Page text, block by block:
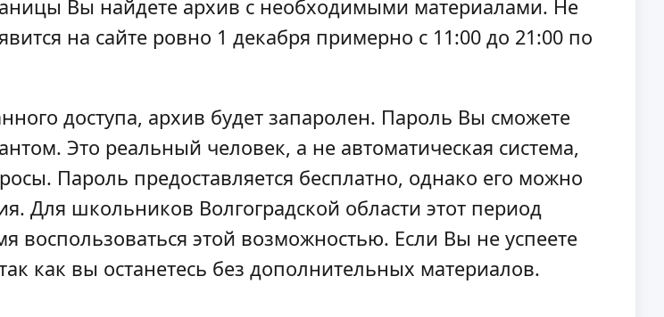
Вы найдете архив с необходимыми материалами. Не
на сайте ровно 1 декабря примерно с 11:00 до 21:00 по
доступа, архив будет запаролен. Пароль Вы сможете
Это реальный человек, а не автоматическая система,
Пароль предоставляется бесплатно, однако его можно
Для школьников Волгоградской области этот период
воспользоваться этой возможностью. Если Вы не успеете
как вы останетесь без дополнительных материалов.